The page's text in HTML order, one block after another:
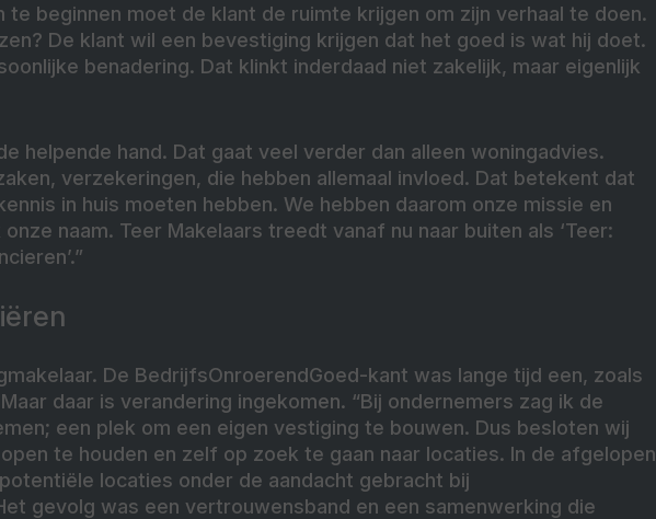
te beginnen moet de klant de ruimte krijgen om zijn verhaal te doen.
De klant wil een bevestiging krijgen dat het goed is wat hij doet.
benadering. Dat klinkt inderdaad niet zakelijk, maar eigenlijk
helpende hand. Dat gaat veel verder dan alleen woningadvies.
verzekeringen, die hebben allemaal invloed. Dat betekent dat
in huis moeten hebben. We hebben daarom onze missie en
naam. Teer Makelaars treedt vanaf nu naar buiten als ‘Teer:
De BedrijfsOnroerendGoed-kant was lange tijd een, zoals
daar is verandering ingekomen. “Bij ondernemers zag ik de
een plek om een eigen vestiging te bouwen. Dus besloten wij
te houden en zelf op zoek te gaan naar locaties. In de afgelopen
locaties onder de aandacht gebracht bij
gevolg was een vertrouwensband en een samenwerking die